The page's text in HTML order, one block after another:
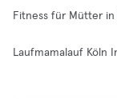
Fitness für Mütter
Laufmamalauf Köln